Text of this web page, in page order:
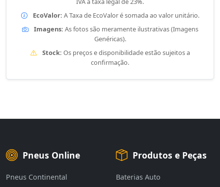
EcoValor: A Taxa de EcoValor é somada ao valor unitário.
Imagens: As fotos são meramente ilustrativas (Imagens
Genéricas).
Stock: Os preços e disponibilidade estão sujeitos a
confirmação.
Pneus Online
Pneus Continental
Produtos e Peças
Baterias Auto